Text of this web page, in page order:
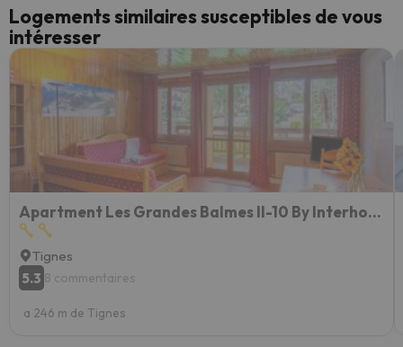
Logements similaires susceptibles de vous
intéresser
Apartment Les Grandes Balmes II-10 By Interhome
Tignes
5.3 8 commentaires
a 246 m de Tignes